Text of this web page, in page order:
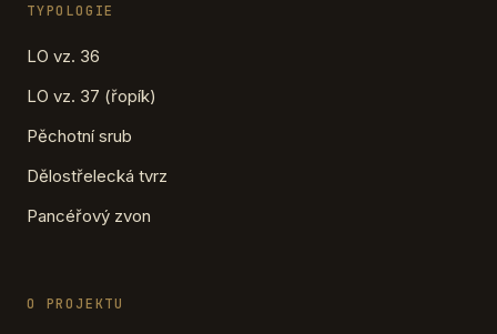
TYPOLOGIE
LO vz. 36
LO vz. 37 (řopík)
Pěchotní srub
Dělostřelecká tvrz
Pancéřový zvon
O PROJEKTU